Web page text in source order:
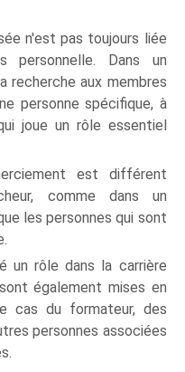
n'est pas toujours liée
Dans un
recherche aux membres
personne spécifique, à
joue un rôle essentiel
est différent
comme dans un
les personnes qui sont
un rôle dans la carrière
également mises en
cas du formateur, des
personnes associées